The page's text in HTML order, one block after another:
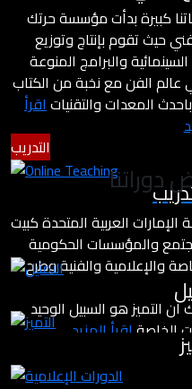
كبيرة بدأت مؤسسة حرتك
حيث تقوم بإنتاج وتوزيع
والبرامج المنوعة
عالم الفن مع نخبة من الكتاب
المعدات والتقنياتاقرأ
التدريب
العربية المتحدة كبيت
والمؤسسات الحكومية
والإعلامية والفنية وطرح
يعتمد على معايير التميز
التميز هو السبيل الوحيد
الخاصة اقرأ المزيد